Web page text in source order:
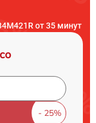
от 35 минут